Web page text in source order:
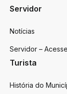
Servidor
Notícias
Servidor –
Turista
História do